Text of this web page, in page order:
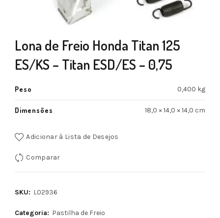
Lona de Freio Honda Titan 125
ES/KS – Titan ESD/ES – 0,75
Peso 0,400 kg
Dimensões 18,0 × 14,0 × 14,0 cm
Adicionar à Lista de Desejos
Comparar
SKU: L02936
Categoria: Pastilha de Freio